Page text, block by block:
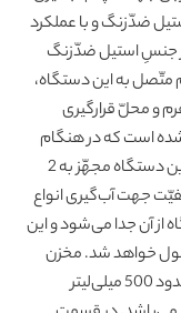
ضدّزنگ و با عملکرد
جنسِ استیل ضدّزنگ
به این دستگاه،
و محلّ قرارگیری
است که در هنگام
استفاده کم‌ترین فشار به دست وارد می‌شود. این دستگاه مجهّز به 2
جهت آب‌گیری انواع
از آن جدا می‌شود و این
خواهد شد. مخزن
این دستگاه از جنس پلاستیک بوده و حجم آن حدود 500 میلی‌لیتر